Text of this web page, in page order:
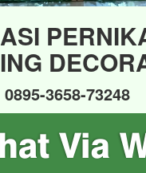
0895-3658-73248